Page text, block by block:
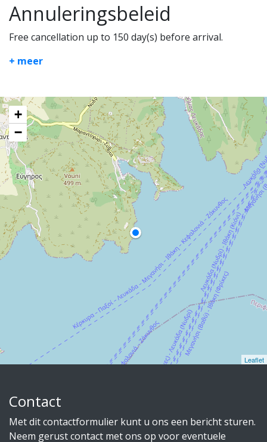
Annuleringsbeleid
Free cancellation up to 150 day(s) before arrival.
+ meer
+
−
Leaflet
Contact
Met dit contactformulier kunt u ons een bericht sturen.
Neem gerust contact met ons op voor eventuele